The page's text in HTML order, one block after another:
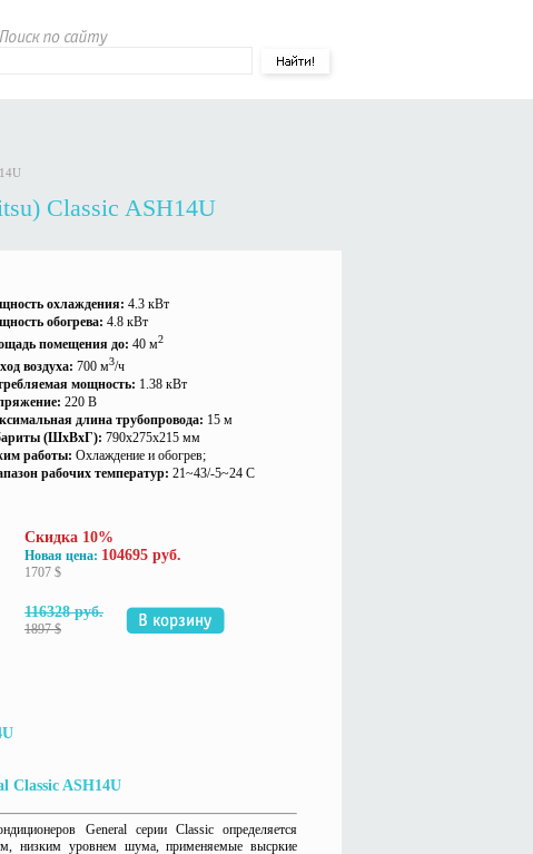
Classic ASH14U
охлаждения: 4.3 кВт
обогрева: 4.8 кВт
помещения до: 40 м2
воздуха: 700 м3/ч
мощность: 1.38 кВт
220 В
длина трубопровода: 15 м
(ШxВxГ): 790x275x215 мм
работы: Охлаждение и обогрев;
рабочих температур: 21~43/-5~24 C
Скидка 10%
Новая цена: 104695 руб.
1707 $
116328 руб.
1897 $
Classic ASH14U
Generalсерии Classicопределяется
низким уровнем шума, применяемые высркие